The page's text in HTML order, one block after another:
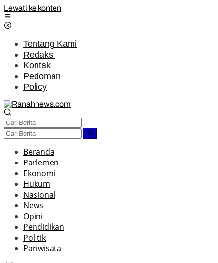
Lewati ke konten
Tentang Kami
Redaksi
Kontak
Pedoman
Policy
Beranda
Parlemen
Ekonomi
Hukum
Nasional
News
Opini
Pendidikan
Politik
Pariwisata